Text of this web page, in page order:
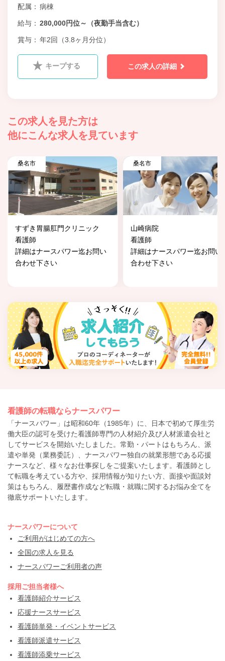
配属 病棟
給与 280,000円位～（夜勤手当含む）
賞与 年2回（3.8ヶ月分位）
キープする この求人の詳細
この求人を見た方は
他にこんな求人を見ています
桑名市
すずき胃腸肛門クリニック
看護師
詳細はナースパワー迄お問い
合わせ下さい
桑名市
山崎病院
看護師
詳細はナースパワー迄お問い
合わせ下さい
看護師の転職ならナースパワー
「ナースパワー」は昭和60年（1985年）に、日本で初めて厚生労
働大臣の認可を受けた看護師専門の人材紹介及び人材派遣会社と
してサービスを開始いたしました。常勤・パートはもちろん、派
遣や単発（業務委託）、ナースパワー独自の就業形態である応援
ナースなど、様々なお仕事探しをご提案いたします。看護師とし
て転職を考えている方や、採用情報が知りたい方、面接や面談対
策はもちろん、履歴書作成など転職・就職に関するお悩み全てを
徹底サポートいたします。
ナースパワーについて
ご利用がはじめての方へ
全国の求人を見る
ナースパワーご利用者の声
採用ご担当者様へ
看護師紹介サービス
応援ナースサービス
看護師単発・イベントサービス
看護師派遣サービス
看護師添乗サービス